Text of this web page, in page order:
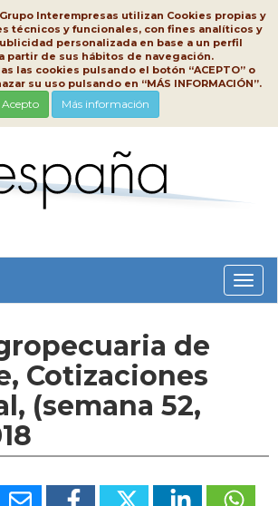
Interempresas utilizan Cookies propias y
técnicos y funcionales, con fines analíticos y
personalizada en base a un perfil
partir de sus hábitos de navegación.
las cookies pulsando el botón “ACEPTO” o
su uso pulsando en “MÁS INFORMACIÓN”.
Acepto Más información
de
Cotizaciones
(semana 52,